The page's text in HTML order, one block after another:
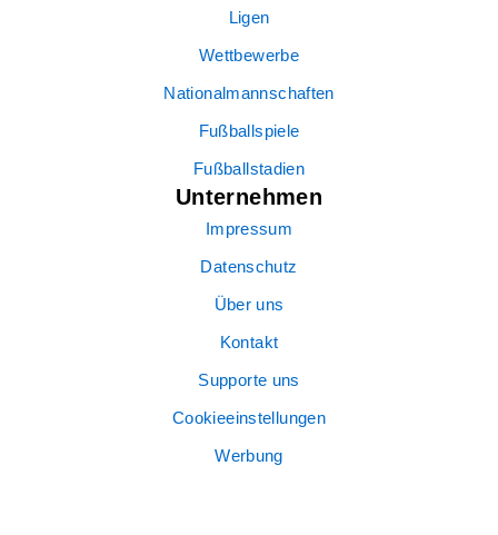
Ligen
Wettbewerbe
Nationalmannschaften
Fußballspiele
Fußballstadien
Unternehmen
Impressum
Datenschutz
Über uns
Kontakt
Supporte uns
Cookieeinstellungen
Werbung